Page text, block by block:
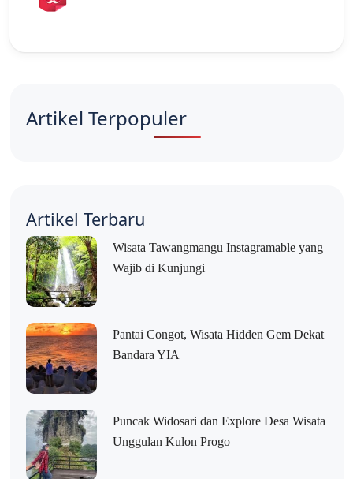
Artikel Terpopuler
Artikel Terbaru
Wisata Tawangmangu Instagramable yang
Wajib di Kunjungi
Pantai Congot, Wisata Hidden Gem Dekat
Bandara YIA
Puncak Widosari dan Explore Desa Wisata
Unggulan Kulon Progo